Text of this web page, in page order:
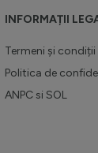
INFORMAȚII
Termeni și condiții
Politica de
ANPC si SOL